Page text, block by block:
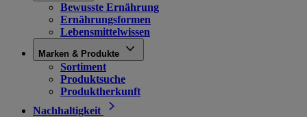
Bewusste Ernährung
Ernährungsformen
Lebensmittelwissen
Marken & Produkte
Sortiment
Produktsuche
Produktherkunft
Nachhaltigkeit